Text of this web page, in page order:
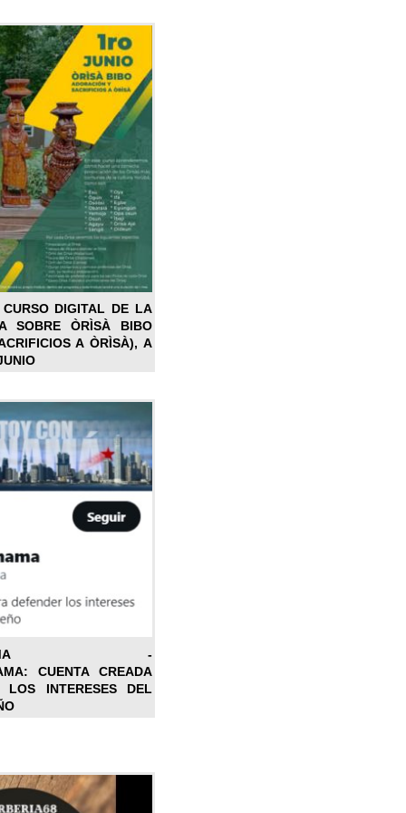
DIGITAL DE LA
SOBRE ÒRÌSÀ BIBO
A ÒRÌSÀ), A
-
CUENTA CREADA
LOS INTERESES DEL